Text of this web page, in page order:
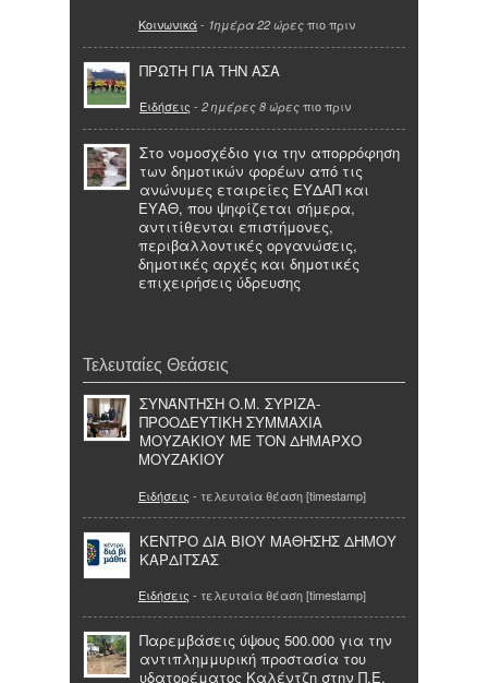
Κοινωνικά- 1ημέρα 22 ώρες πιο πριν
ΠΡΩΤΗ ΓΙΑ ΤΗΝ ΑΣΑ
Ειδήσεις - 2 ημέρες 8 ώρες πιο πριν
Στο νομοσχέδιο για την απορρόφηση
των δημοτικών φορέων από τις
ανώνυμες εταιρείες ΕΥΔΑΠ και
ΕΥΑΘ, που ψηφίζεται σήμερα,
αντιτίθενται επιστήμονες,
περιβαλλοντικές οργανώσεις,
δημοτικές αρχές και δημοτικές
επιχειρήσεις ύδρευσης
Τελευταίες Θεάσεις
ΣΥΝΆΝΤΗΣΗ Ο.Μ. ΣΥΡΙΖΑ-
ΠΡΟΟΔΕΥΤΙΚΗ ΣΥΜΜΑΧΙΑ
ΜΟΥΖΑΚΙΟΥ ΜΕ ΤΟΝ ΔΗΜΑΡΧΟ
ΜΟΥΖΑΚΙΟΥ
Ειδήσεις - τελευταία θέαση [timestamp]
ΚΕΝΤΡΟ ΔΙΑ ΒΙΟΥ ΜΑΘΗΣΗΣ ΔΗΜΟΥ
ΚΑΡΔΙΤΣΑΣ
Ειδήσεις - τελευταία θέαση [timestamp]
Παρεμβάσεις ύψους 500.000 για την
αντιπλημμυρική προστασία του
υδατορέματος Καλέντζη στην Π.Ε.